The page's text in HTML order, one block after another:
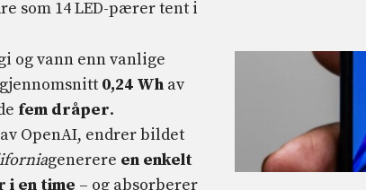
og vann enn vanlige
0,24 Wh av
fem dråper.
av OpenAI, endrer bildet
generere en enkelt
i en time – og absorberer